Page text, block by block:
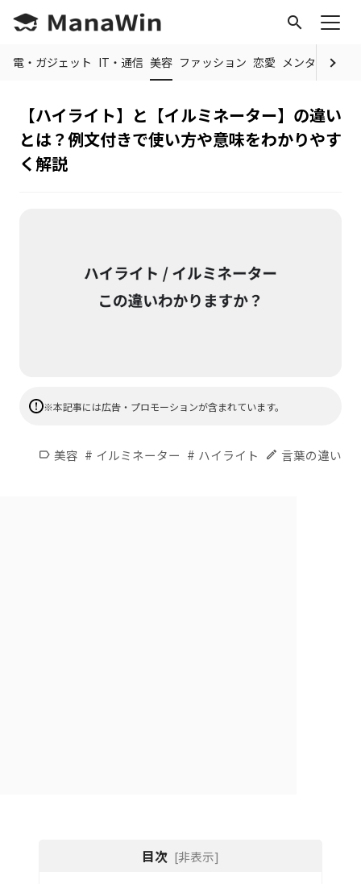
search
家電・ガジェット IT・通信 美容 ファッション 恋愛 メンタルヘルス
【ハイライト】と【イルミネーター】の違い
とは？例文付きで使い方や意味をわかりやす
く解説
※本記事には広告・プロモーションが含まれています。
label 美容 # イルミネーター # ハイライト edit 言葉の違い
目次 [非表示]